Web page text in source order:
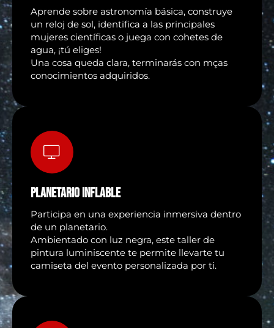
Aprende sobre astronomía básica, construye
un reloj de sol, identifica a las principales
mujeres científicas o juega con cohetes de
agua, ¡tú eliges!
Una cosa queda clara, terminarás con mças
conocimientos adquiridos.
PLANETARIO INFLABLE
Participa en una experiencia inmersiva dentro
de un planetario.
Ambientado con luz negra, este taller de
pintura luminiscente te permite llevarte tu
camiseta del evento personalizada por ti.